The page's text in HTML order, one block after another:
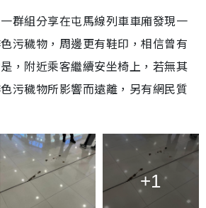
群組分享在屯馬線列車車廂發現一
污穢物，周邊更有鞋印，相信曾有
，附近乘客繼續安坐椅上，若無其
污穢物所影響而遠離，另有網民質
+1